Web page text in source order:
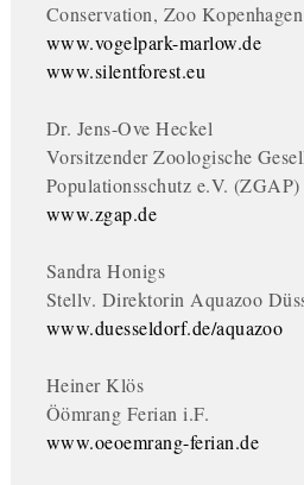
Conservation, Zoo Kopenhagen
www.vogelpark-marlow.de
www.silentforest.eu
Dr. Jens-Ove Heckel
Vorsitzender Zoologische
Populationsschutz e.V. (ZGAP)
www.zgap.de
Sandra Honigs
Stellv. Direktorin Aquazoo
www.duesseldorf.de/aquazoo
Heiner Klös
Öömrang Ferian i.F.
www.oeoemrang-ferian.de